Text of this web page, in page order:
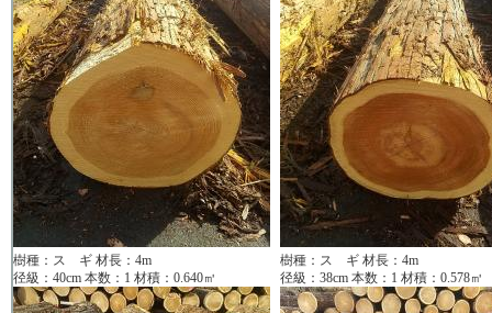
樹種：ス ギ 材長：4m
径級：40cm 本数：1 材積：0.640㎥
樹種：ス ギ 材長：4m
径級：38cm 本数：1 材積：0.578㎥